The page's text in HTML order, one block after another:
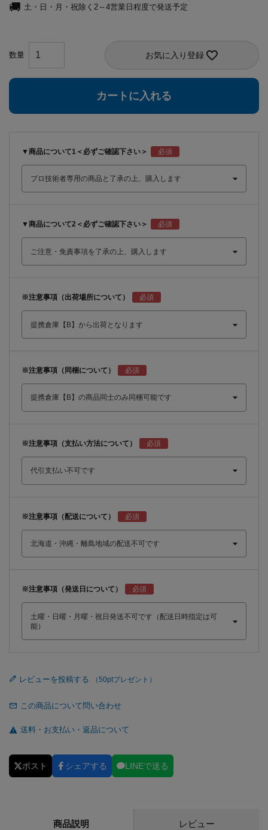
土・日・月・祝除く2～4営業日程度で発送予定
お気に入り登録
カートに入れる
▼商品について1＜必ずご確認下さい＞
▼商品について2＜必ずご確認下さい＞
※注意事項（出荷場所について）
※注意事項（同梱について）
※注意事項（支払い方法について）
※注意事項（配送について）
※注意事項（発送日について）
レビューを投稿する
この商品について問い合わせ
送料・お支払い・返品について
ポスト シェアする LINEで送る
商品説明 レビュー